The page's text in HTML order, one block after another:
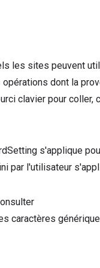
les sites peuvent
dont la
clavier pour coller,
s'applique
par l'utilisateur
caractères